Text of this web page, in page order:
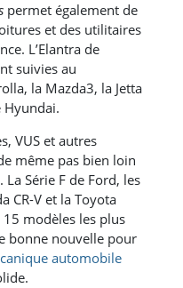
permet également de
et des utilitaires
L’Elantra de
suivies au
la Mazda3, la Jetta
Hyundai.
VUS et autres
même pas bien loin
Série F de Ford, les
CR-V et la Toyota
modèles les plus
bonne nouvelle pour
automobile